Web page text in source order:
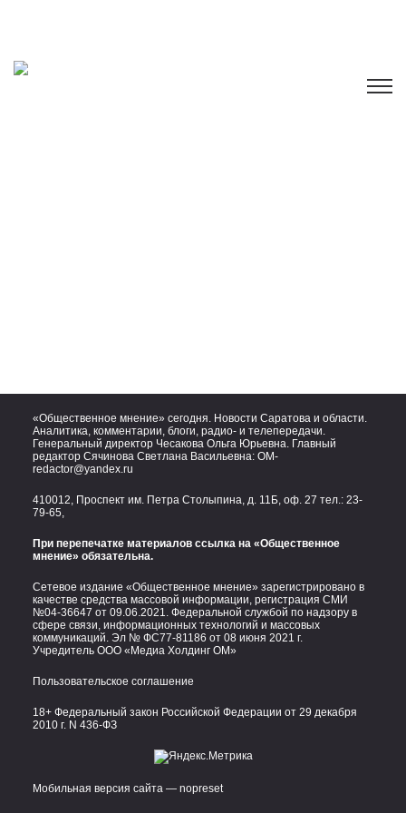
«Общественное мнение» сегодня. Новости Саратова и области.
Аналитика, комментарии, блоги, радио- и телепередачи.
Генеральный директор Чесакова Ольга Юрьевна. Главный
редактор Сячинова Светлана Васильевна: OM-
redactor@yandex.ru
410012, Проспект им. Петра Столыпина, д. 11Б, оф. 27 тел.: 23-
79-65,
При перепечатке материалов ссылка на «Общественное
мнение» обязательна.
Сетевое издание «Общественное мнение» зарегистрировано в
качестве средства массовой информации, регистрация СМИ
№04-36647 от 09.06.2021. Федеральной службой по надзору в
сфере связи, информационных технологий и массовых
коммуникаций. Эл № ФС77-81186 от 08 июня 2021 г.
Учредитель ООО «Медиа Холдинг ОМ»
Пользовательское соглашение
18+ Федеральный закон Российской Федерации от 29 декабря
2010 г. N 436-ФЗ
Мобильная версия сайта — nopreset